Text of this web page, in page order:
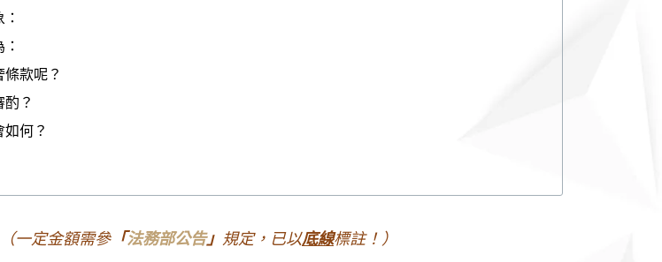
款呢？
？
何？
（一定金額需參「法務部公告」 規定，已以底線標註！）